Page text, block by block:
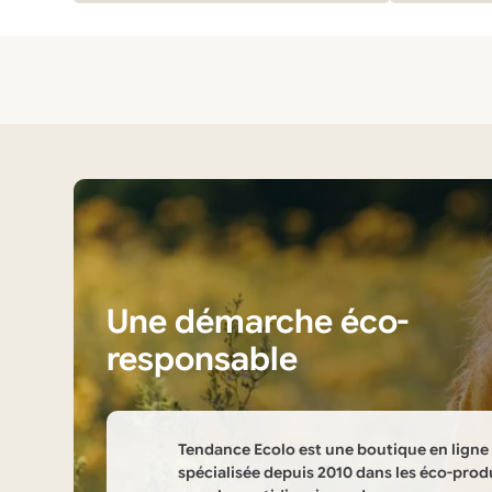
Une démarche éco-
responsable
Tendance Ecolo est une boutique en ligne
spécialisée depuis 2010 dans les éco-